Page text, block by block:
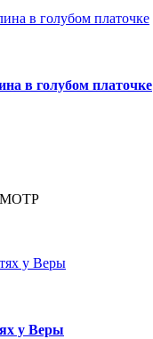
в голубом платочке
у Веры